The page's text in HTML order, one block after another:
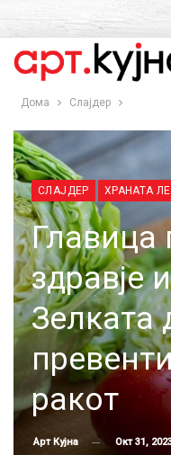
Дома Слајдер
СЛАЈДЕР ХРАНАТА
Главица
здравје
Зелката
ракот
Арт Кујна Окт 31,